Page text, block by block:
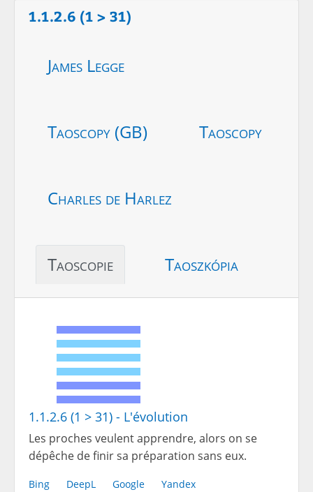
1.1.2.6 (1 > 31)
James Legge
Taoscopy (GB) Taoscopy
Charles de Harlez
Taoscopie Taoszkópia
1.1.2.6 (1 > 31) - L'évolution
Les proches veulent apprendre, alors on se
dépêche de finir sa préparation sans eux.
Bing DeepL Google Yandex